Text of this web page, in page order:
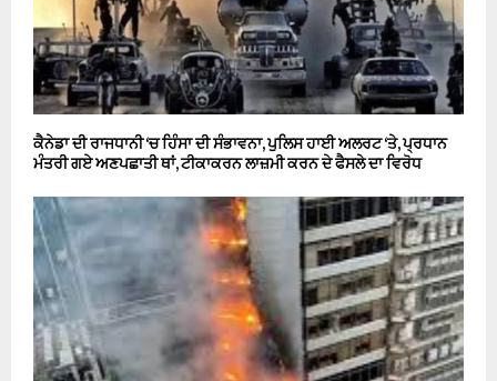
ਕੈਨੇਡਾ ਦੀ ਰਾਜਧਾਨੀ ‘ਚ ਹਿੰਸਾ ਦੀ ਸੰਭਾਵਨਾ, ਪੁਲਿਸ ਹਾਈ ਅਲਰਟ ‘ਤੇ, ਪ੍ਰਧਾਨ
ਮੰਤਰੀ ਗਏ ਅਣਪਛਾਤੀ ਥਾਂ, ਟੀਕਾਕਰਨ ਲਾਜ਼ਮੀ ਕਰਨ ਦੇ ਫੈਸਲੇ ਦਾ ਵਿਰੋਧ